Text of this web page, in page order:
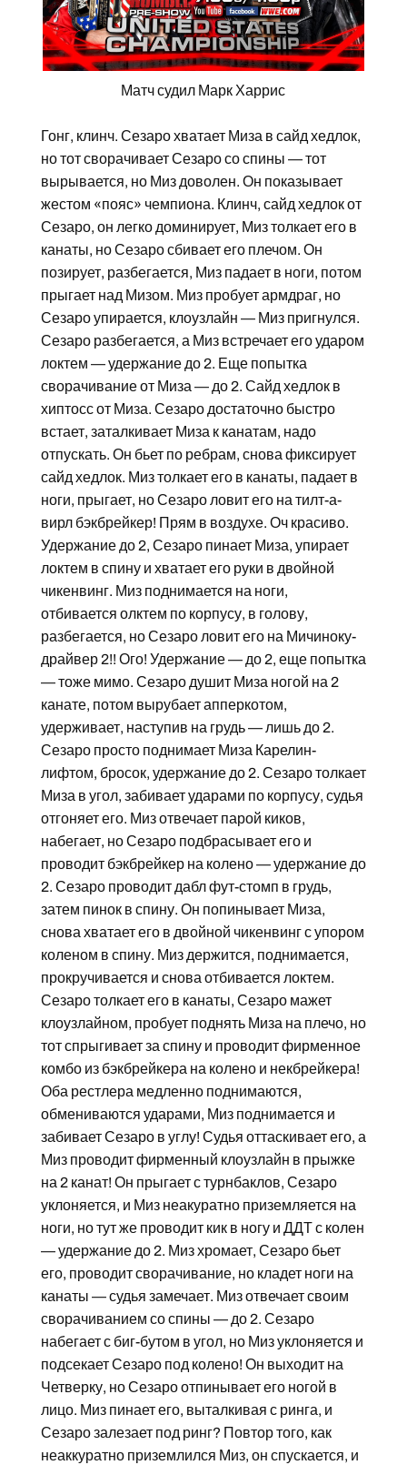
Матч судил Марк Харрис
Гонг, клинч. Сезаро хватает Миза в сайд хедлок,
но тот сворачивает Сезаро со спины — тот
вырывается, но Миз доволен. Он показывает
жестом «пояс» чемпиона. Клинч, сайд хедлок от
Сезаро, он легко доминирует, Миз толкает его в
канаты, но Сезаро сбивает его плечом. Он
позирует, разбегается, Миз падает в ноги, потом
прыгает над Мизом. Миз пробует армдраг, но
Сезаро упирается, клоузлайн — Миз пригнулся.
Сезаро разбегается, а Миз встречает его ударом
локтем — удержание до 2. Еще попытка
сворачивание от Миза — до 2. Сайд хедлок в
хиптосс от Миза. Сезаро достаточно быстро
встает, заталкивает Миза к канатам, надо
отпускать. Он бьет по ребрам, снова фиксирует
сайд хедлок. Миз толкает его в канаты, падает в
ноги, прыгает, но Сезаро ловит его на тилт-а-
вирл бэкбрейкер! Прям в воздухе. Оч красиво.
Удержание до 2, Сезаро пинает Миза, упирает
локтем в спину и хватает его руки в двойной
чикенвинг. Миз поднимается на ноги,
отбивается олктем по корпусу, в голову,
разбегается, но Сезаро ловит его на Мичиноку-
драйвер 2!! Ого! Удержание — до 2, еще попытка
— тоже мимо. Сезаро душит Миза ногой на 2
канате, потом вырубает апперкотом,
удерживает, наступив на грудь — лишь до 2.
Сезаро просто поднимает Миза Карелин-
лифтом, бросок, удержание до 2. Сезаро толкает
Миза в угол, забивает ударами по корпусу, судья
отгоняет его. Миз отвечает парой киков,
набегает, но Сезаро подбрасывает его и
проводит бэкбрейкер на колено — удержание до
2. Сезаро проводит дабл фут-стомп в грудь,
затем пинок в спину. Он попинывает Миза,
снова хватает его в двойной чикенвинг с упором
коленом в спину. Миз держится, поднимается,
прокручивается и снова отбивается локтем.
Сезаро толкает его в канаты, Сезаро мажет
клоузлайном, пробует поднять Миза на плечо, но
тот спрыгивает за спину и проводит фирменное
комбо из бэкбрейкера на колено и некбрейкера!
Оба рестлера медленно поднимаются,
обмениваются ударами, Миз поднимается и
забивает Сезаро в углу! Судья оттаскивает его, а
Миз проводит фирменный клоузлайн в прыжке
на 2 канат! Он прыгает с турнбаклов, Сезаро
уклоняется, и Миз неакуратно приземляется на
ноги, но тут же проводит кик в ногу и ДДТ с колен
— удержание до 2. Миз хромает, Сезаро бьет
его, проводит сворачивание, но кладет ноги на
канаты — судья замечает. Миз отвечает своим
сворачиванием со спины — до 2. Сезаро
набегает с биг-бутом в угол, но Миз уклоняется и
подсекает Сезаро под колено! Он выходит на
Четверку, но Сезаро отпинывает его ногой в
лицо. Миз пинает его, выталкивая с ринга, и
Сезаро залезает под ринг? Повтор того, как
неаккуратно приземлился Миз, он спускается, и